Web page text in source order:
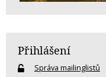
Přihlášení
Správa mailinglistů